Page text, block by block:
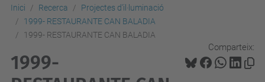
Inici Recerca
Projectes d'il·luminació
1999- RESTAURANTE CAN BALADIA
1999- RESTAURANTE CAN BALADIA
Comparteix:
1999-